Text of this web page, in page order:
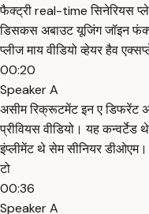
फैक्ट्री real-time सिनेरियस
डिसकस अबाउट यूजिंग जॉइन
प्लीज माय वीडियो व्हेयर हैव
00:20
Speaker A
असीम रिक्रूटमेंट इन ए डिफरेंट
प्रीवियस वीडियो। यह कन्वर्टेड
इंप्लीमेंट थे सेम सीनियर
टो
00:36
Speaker A